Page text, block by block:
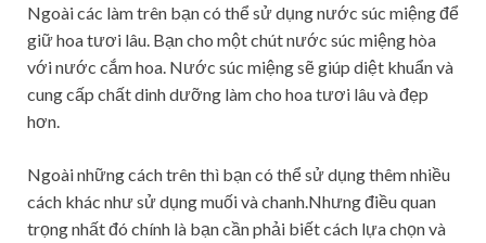
Ngoài các làm trên bạn có thể sử dụng nước súc miệng để
giữ hoa tươi lâu. Bạn cho một chút nước súc miệng hòa
với nước cắm hoa. Nước súc miệng sẽ giúp diệt khuẩn và
cung cấp chất dinh dưỡng làm cho hoa tươi lâu và đẹp
hơn.
Ngoài những cách trên thì bạn có thể sử dụng thêm nhiều
cách khác như sử dụng muối và chanh.Nhưng điều quan
trọng nhất đó chính là bạn cần phải biết cách lựa chọn và